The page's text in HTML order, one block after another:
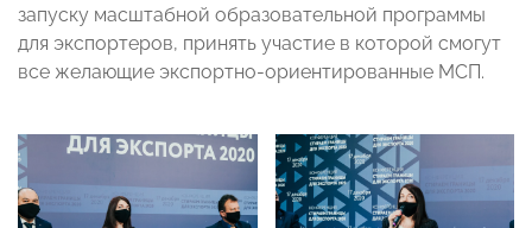
запуску масштабной образовательной программы
для экспортеров, принять участие в которой смогут
все желающие экспортно-ориентированные МСП.